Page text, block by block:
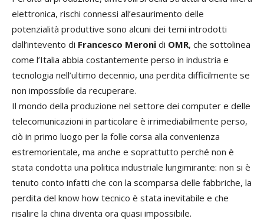
elettronica, rischi connessi all’esaurimento delle
potenzialità produttive sono alcuni dei temi introdotti
dall’intevento di Francesco Meroni di OMR, che sottolinea
come l’Italia abbia costantemente perso in industria e
tecnologia nell’ultimo decennio, una perdita difficilmente se
non impossibile da recuperare.
Il mondo della produzione nel settore dei computer e delle
telecomunicazioni in particolare è irrimediabilmente perso,
ciò in primo luogo per la folle corsa alla convenienza
estremorientale, ma anche e soprattutto perché non è
stata condotta una politica industriale lungimirante: non si è
tenuto conto infatti che con la scomparsa delle fabbriche, la
perdita del know how tecnico è stata inevitabile e che
risalire la china diventa ora quasi impossibile.